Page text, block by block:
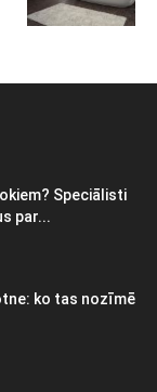
Speciālisti
par...
ko tas nozīmē